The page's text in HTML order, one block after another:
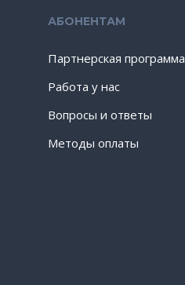
АБОНЕНТАМ
Партнерская программа
Работа у нас
Вопросы и ответы
Методы оплаты